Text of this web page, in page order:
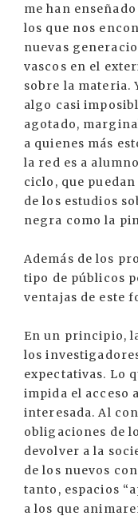
me han
los que nos
nuevas
vascos en el
sobre la materia.
algo casi
agotado,
a quienes más
la red es a
ciclo, que
de los estudios
negra como la
Además de los
tipo de públicos
ventajas de este
En un principio,
los
expectativas. Lo
impida el acceso
interesada. Al
obligaciones de
devolver a la
de los nuevos
tanto, espacios
a los que